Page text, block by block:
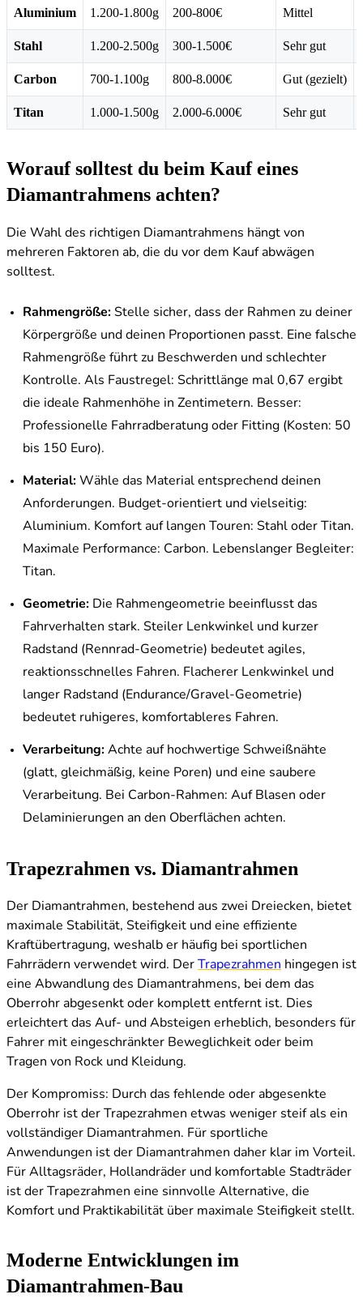
Aluminium 1.200-1.800g 200-800€ Mittel
Stahl 1.200-2.500g 300-1.500€ Sehr gut
Carbon 700-1.100g 800-8.000€ Gut (gezielt)
Titan 1.000-1.500g 2.000-6.000€ Sehr gut
Worauf solltest du beim Kauf eines
Diamantrahmens achten?
Die Wahl des richtigen Diamantrahmens hängt von
mehreren Faktoren ab, die du vor dem Kauf abwägen
solltest.
Rahmengröße: Stelle sicher, dass der Rahmen zu deiner
Körpergröße und deinen Proportionen passt. Eine falsche
Rahmengröße führt zu Beschwerden und schlechter
Kontrolle. Als Faustregel: Schrittlänge mal 0,67 ergibt
die ideale Rahmenhöhe in Zentimetern. Besser:
Professionelle Fahrradberatung oder Fitting (Kosten: 50
bis 150 Euro).
Material: Wähle das Material entsprechend deinen
Anforderungen. Budget-orientiert und vielseitig:
Aluminium. Komfort auf langen Touren: Stahl oder Titan.
Maximale Performance: Carbon. Lebenslanger Begleiter:
Titan.
Geometrie: Die Rahmengeometrie beeinflusst das
Fahrverhalten stark. Steiler Lenkwinkel und kurzer
Radstand (Rennrad-Geometrie) bedeutet agiles,
reaktionsschnelles Fahren. Flacherer Lenkwinkel und
langer Radstand (Endurance/Gravel-Geometrie)
bedeutet ruhigeres, komfortableres Fahren.
Verarbeitung: Achte auf hochwertige Schweißnähte
(glatt, gleichmäßig, keine Poren) und eine saubere
Verarbeitung. Bei Carbon-Rahmen: Auf Blasen oder
Delaminierungen an den Oberflächen achten.
Trapezrahmen vs. Diamantrahmen
Der Diamantrahmen, bestehend aus zwei Dreiecken, bietet
maximale Stabilität, Steifigkeit und eine effiziente
Kraftübertragung, weshalb er häufig bei sportlichen
Fahrrädern verwendet wird. Der Trapezrahmen hingegen ist
eine Abwandlung des Diamantrahmens, bei dem das
Oberrohr abgesenkt oder komplett entfernt ist. Dies
erleichtert das Auf- und Absteigen erheblich, besonders für
Fahrer mit eingeschränkter Beweglichkeit oder beim
Tragen von Rock und Kleidung.
Der Kompromiss: Durch das fehlende oder abgesenkte
Oberrohr ist der Trapezrahmen etwas weniger steif als ein
vollständiger Diamantrahmen. Für sportliche
Anwendungen ist der Diamantrahmen daher klar im Vorteil.
Für Alltagsräder, Hollandräder und komfortable Stadträder
ist der Trapezrahmen eine sinnvolle Alternative, die
Komfort und Praktikabilität über maximale Steifigkeit stellt.
Moderne Entwicklungen im
Diamantrahmen-Bau